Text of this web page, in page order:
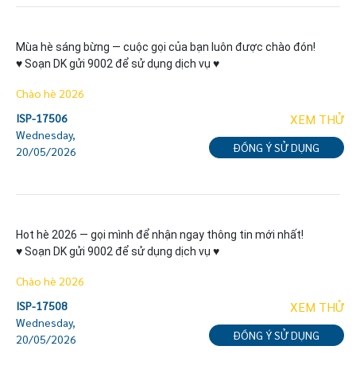
Mùa hè sáng bừng — cuộc gọi của bạn luôn được chào đón!
♥ Soạn DK gửi 9002 để sử dụng dịch vụ ♥
Chào hè 2026
ISP-17506
Wednesday,
20/05/2026
XEM THỬ
ĐỒNG Ý SỬ DỤNG
Hot hè 2026 — gọi mình để nhận ngay thông tin mới nhất!
♥ Soạn DK gửi 9002 để sử dụng dịch vụ ♥
Chào hè 2026
ISP-17508
Wednesday,
20/05/2026
XEM THỬ
ĐỒNG Ý SỬ DỤNG